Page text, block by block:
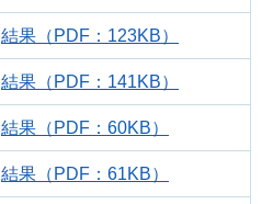
結果（PDF：123KB）
結果（PDF：141KB）
結果（PDF：60KB）
結果（PDF：61KB）